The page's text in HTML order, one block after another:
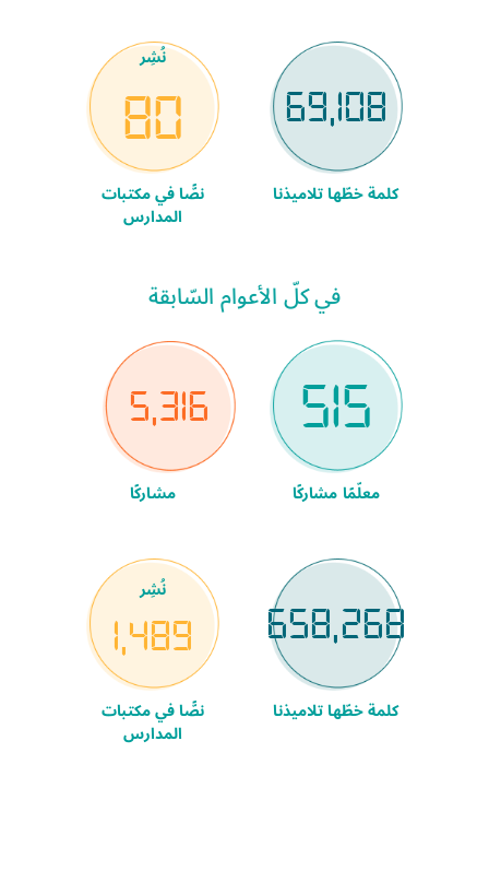
69,108
كلمة خطّها تلاميذنا
نُشِر
80
نصًّا في مكتبات
المدارس
في كلّ الأعوام السّابقة
515
معلّمًا مشاركًا
5,316
مشاركًا
658,268
كلمة خطّها تلاميذنا
نُشِر
1,489
نصًّا في مكتبات
المدارس